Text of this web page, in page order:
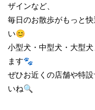
ザインなど、
毎日のお散歩がもっと
い😊
小型犬・中型犬・大型
ます🐾
ぜひお近くの店舗や特
いね🔍